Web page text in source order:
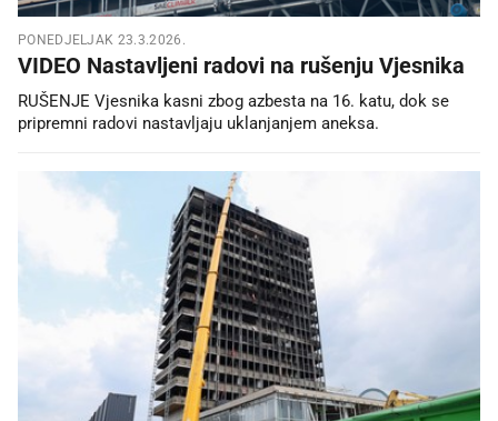
PONEDJELJAK 23.3.2026.
VIDEO Nastavljeni radovi na rušenju Vjesnika
RUŠENJE Vjesnika kasni zbog azbesta na 16. katu, dok se
pripremni radovi nastavljaju uklanjanjem aneksa.